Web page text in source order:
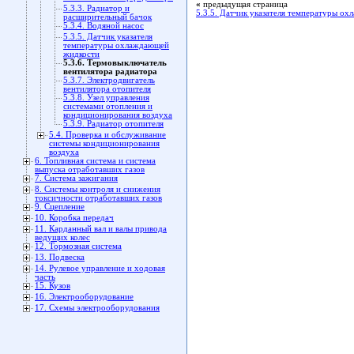
5.3.3. Радиатор и
расширительный бачок
5.3.4. Водяной насос
5.3.5. Датчик указателя
температуры охлаждающей
жидкости
5.3.6. Термовыключатель
вентилятора радиатора
5.3.7. Электродвигатель
вентилятора отопителя
5.3.8. Узел управления
системами отопления и
кондиционирования воздуха
5.3.9. Радиатор отопителя
5.4. Проверка и обслуживание
системы кондиционирования
воздуха
6. Топливная система и система
выпуска отработавших газов
7. Система зажигания
8. Системы контроля и снижения
токсичности отработавших газов
9. Сцепление
10. Коробка передач
11. Карданный вал и валы привода
ведущих колес
12. Тормозная система
13. Подвеска
14. Рулевое управление и ходовая
часть
15. Кузов
16. Электрооборудование
17. Схемы электрооборудования
« предыдущая страница
5.3.5. Датчик указателя температуры